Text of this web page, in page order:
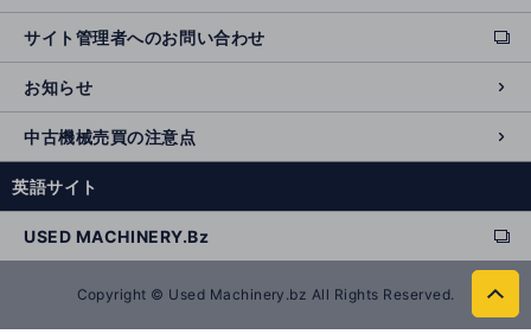
サイト管理者へのお問い合わせ
ext
e
r
n
al
si
e
お知らせ
中古機械売買の注意点
英語サイト
USED MACHINERY.Bz
ext
e
r
n
Copyright © Used Machinery.bz All Rights Reserved.
to
p